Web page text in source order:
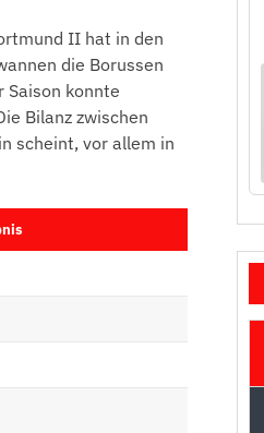
II hat in den
die Borussen
Saison konnte
Bilanz zwischen
scheint, vor allem in